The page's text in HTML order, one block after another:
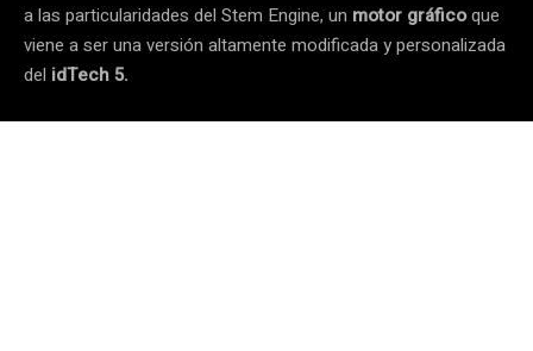
a las particularidades del Stem Engine, un motor gráficoque
viene a ser una versión altamente modificada y personalizada
del idTech 5.